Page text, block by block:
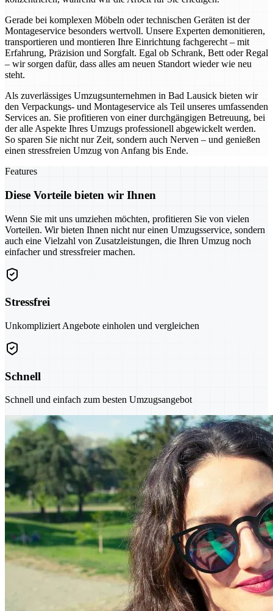
Gerade bei komplexen Möbeln oder technischen Geräten ist der
Montageservice besonders wertvoll. Unsere Experten demonitieren,
transportieren und montieren Ihre Einrichtung fachgerecht – mit
Erfahrung, Präzision und Sorgfalt. Egal ob Schrank, Bett oder Regal
– wir sorgen dafür, dass alles am neuen Standort wieder wie neu
steht.
Als zuverlässiges Umzugsunternehmen in Bad Lausick bieten wir
den Verpackungs- und Montageservice als Teil unseres umfassenden
Services an. Sie profitieren von einer durchgängigen Betreuung, bei
der alle Aspekte Ihres Umzugs professionell abgewickelt werden.
So sparen Sie nicht nur Zeit, sondern auch Nerven – und genießen
einen stressfreien Umzug von Anfang bis Ende.
Features
Diese Vorteile bieten wir Ihnen
Wenn Sie mit uns umziehen möchten, profitieren Sie von vielen
Vorteilen. Wir bieten Ihnen nicht nur einen Umzugsservice, sondern
auch eine Vielzahl von Zusatzleistungen, die Ihren Umzug noch
einfacher und stressfreier machen.
Stressfrei
Unkompliziert Angebote einholen und vergleichen
Schnell
Schnell und einfach zum besten Umzugsangebot